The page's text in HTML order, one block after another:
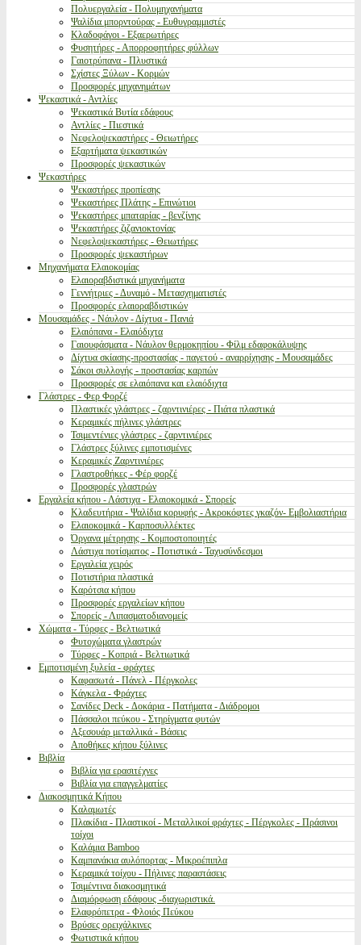
Πολυεργαλεία - Πολυμηχανήματα
Ψαλίδια μπορντούρας - Ευθυγραμμιστές
Κλαδοφάγοι - Εξαερωτήρες
Φυσητήρες - Απορροφητήρες φύλλων
Γαιοτρύπανα - Πλυστικά
Σχίστες Ξύλων - Κορμών
Προσφορές μηχανημάτων
Ψεκαστικά - Αντλίες
Ψεκαστικά Βυτία εδάφους
Αντλίες - Πιεστικά
Νεφελοψεκαστήρες - Θειωτήρες
Εξαρτήματα ψεκαστικών
Προσφορές ψεκαστικών
Ψεκαστήρες
Ψεκαστήρες προπίεσης
Ψεκαστήρες Πλάτης - Επινώτιοι
Ψεκαστήρες μπαταρίας - βενζίνης
Ψεκαστήρες ζιζανιοκτονίας
Νεφελοψεκαστήρες - Θειωτήρες
Προσφορές ψεκαστήρων
Μηχανήματα Ελαιοκομίας
Ελαιοραβδιστικά μηχανήματα
Γεννήτριες - Δυναμό - Μετασχηματιστές
Προσφορές ελαιοραβδιστικών
Μουσαμάδες - Νάυλον - Δίχτυα - Πανιά
Ελαιόπανα - Ελαιόδιχτα
Γαιουφάσματα - Νάυλον θερμοκηπίου - Φίλμ εδαφοκάλυψης
Δίχτυα σκίασης-προστασίας - παγετού - αναρρίχησης - Μουσαμάδες
Σάκοι συλλογής - προστασίας καρπών
Προσφορές σε ελαιόπανα και ελαιόδιχτα
Γλάστρες - Φερ Φορζέ
Πλαστικές γλάστρες - ζαρντινιέρες - Πιάτα πλαστικά
Κεραμικές πήλινες γλάστρες
Τσιμεντένιες γλάστρες - ζαρντινιέρες
Γλάστρες ξύλινες εμποτισμένες
Κεραμικές Ζαρντινιέρες
Γλαστροθήκες - Φέρ φορζέ
Προσφορές γλαστρών
Εργαλεία κήπου - Λάστιχα - Ελαιοκομικά - Σπορείς
Κλαδευτήρια - Ψαλίδια κορυφής - Ακροκόφτες γκαζόν- Εμβολιαστήρια
Ελαιοκομικά - Καρποσυλλέκτες
Όργανα μέτρησης - Κομποστοποιητές
Λάστιχα ποτίσματος - Ποτιστικά - Ταχυσύνδεσμοι
Εργαλεία χειρός
Ποτιστήρια πλαστικά
Καρότσια κήπου
Προσφορές εργαλείων κήπου
Σπορείς - Λιπασματοδιανομείς
Χώματα - Τύρφες - Βελτιωτικά
Φυτοχώματα γλαστρών
Τύρφες - Κοπριά - Βελτιωτικά
Εμποτισμένη ξυλεία - φράχτες
Καφασωτά - Πάνελ - Πέργκολες
Κάγκελα - Φράχτες
Σανίδες Deck - Δοκάρια - Πατήματα - Διάδρομοι
Πάσσαλοι πεύκου - Στηρίγματα φυτών
Αξεσουάρ μεταλλικά - Βάσεις
Αποθήκες κήπου ξύλινες
Βιβλία
Βιβλία για ερασιτέχνες
Βιβλία για επαγγελματίες
Διακοσμητικά Κήπου
Καλαμωτές
Πλακίδια - Πλαστικοί - Μεταλλικοί φράχτες - Πέργκολες - Πράσινοι
τοίχοι
Καλάμια Bamboo
Καμπανάκια αυλόπορτας - Μικροέπιπλα
Κεραμικά τοίχου - Πήλινες παραστάσεις
Τσιμέντινα διακοσμητικά
Διαμόρφωση εδάφους -διαχωριστικά.
Ελαφρόπετρα - Φλοιός Πεύκου
Βρύσες ορειχάλκινες
Φωτιστικά κήπου